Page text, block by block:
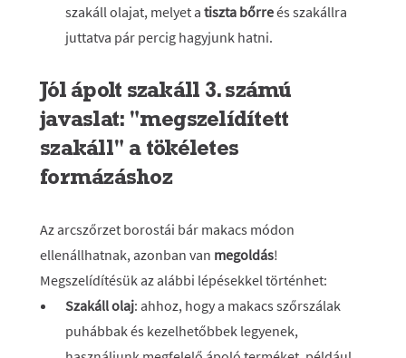
szakáll olajat, melyet a tiszta bőrreés szakállra
juttatva pár percig hagyjunk hatni.
Jól ápolt szakáll 3. számú
javaslat: "megszelídített
szakáll" a tökéletes
formázáshoz
Az arcszőrzet borostái bár makacs módon
ellenállhatnak, azonban van megoldás!
Megszelídítésük az alábbi lépésekkel történhet:
Szakáll olaj: ahhoz, hogy a makacs szőrszálak
puhábbak és kezelhetőbbek legyenek,